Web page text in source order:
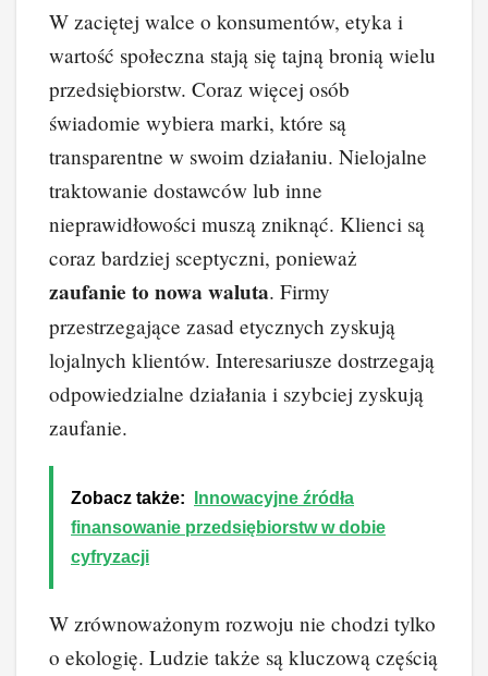
W zaciętej walce o konsumentów, etyka i
wartość społeczna stają się tajną bronią wielu
przedsiębiorstw. Coraz więcej osób
świadomie wybiera marki, które są
transparentne w swoim działaniu. Nielojalne
traktowanie dostawców lub inne
nieprawidłowości muszą zniknąć. Klienci są
coraz bardziej sceptyczni, ponieważ
zaufanie to nowa waluta. Firmy
przestrzegające zasad etycznych zyskują
lojalnych klientów. Interesariusze dostrzegają
odpowiedzialne działania i szybciej zyskują
zaufanie.
Zobacz także:
Innowacyjne źródła
finansowanie przedsiębiorstw w dobie
cyfryzacji
W zrównoważonym rozwoju nie chodzi tylko
o ekologię. Ludzie także są kluczową częścią